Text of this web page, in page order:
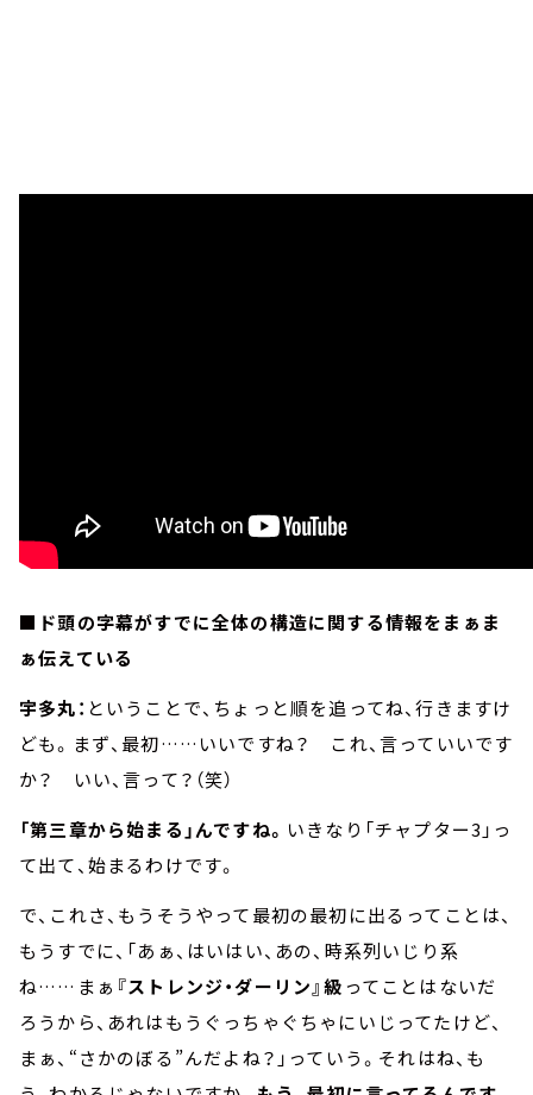
■ド頭の字幕がすでに全体の構造に関する情報をまぁま
ぁ伝えている
宇多丸： ということで、ちょっと順を追ってね、行きますけ
ども。まず、最初……いいですね？ これ、言っていいです
か？ いい、言って？（笑）
「第三章から始まる」んですね。 いきなり「チャプター3」っ
て出て、始まるわけです。
で、これさ、もうそうやって最初の最初に出るってことは、
もうすでに、「あぁ、はいはい、あの、時系列いじり系
ね……まぁ 『ストレンジ・ダーリン』級 ってことはないだ
ろうから、あれはもうぐっちゃぐちゃにいじってたけど、
まぁ、“さかのぼる”んだよね？」っていう。それはね、も